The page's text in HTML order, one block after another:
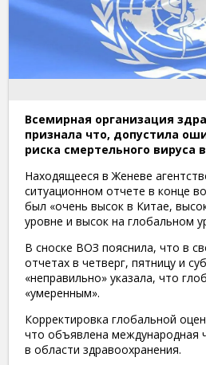
Всемирная организация
признала что, допустила
риска смертельного вируса
Находящееся в Женеве
ситуационном отчете в конце
был «очень высок в Китае,
уровне и высок на глобальном
В сноске ВОЗ пояснила, что в
отчетах в четверг, пятницу и
«неправильно» указала, что
«умеренным».
Корректировка глобальной
что объявлена международная
в области здравоохранения.